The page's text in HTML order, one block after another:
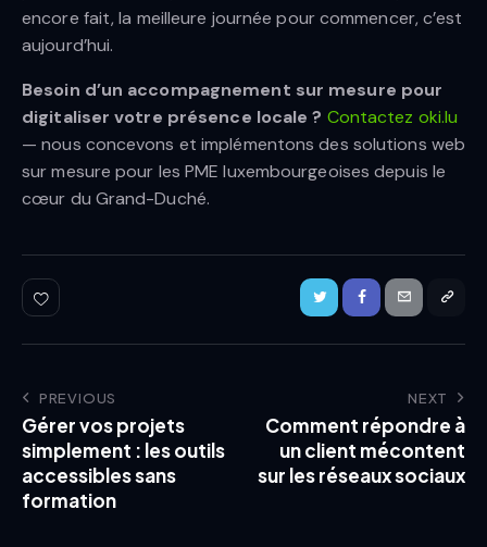
encore fait, la meilleure journée pour commencer, c’est
aujourd’hui.
Besoin d’un accompagnement sur mesure pour
digitaliser votre présence locale ? Contactez oki.lu
— nous concevons et implémentons des solutions web
sur mesure pour les PME luxembourgeoises depuis le
cœur du Grand-Duché.
PREVIOUS
Gérer vos projets
simplement : les outils
accessibles sans
formation
NEXT
Comment répondre à
un client mécontent
sur les réseaux sociaux